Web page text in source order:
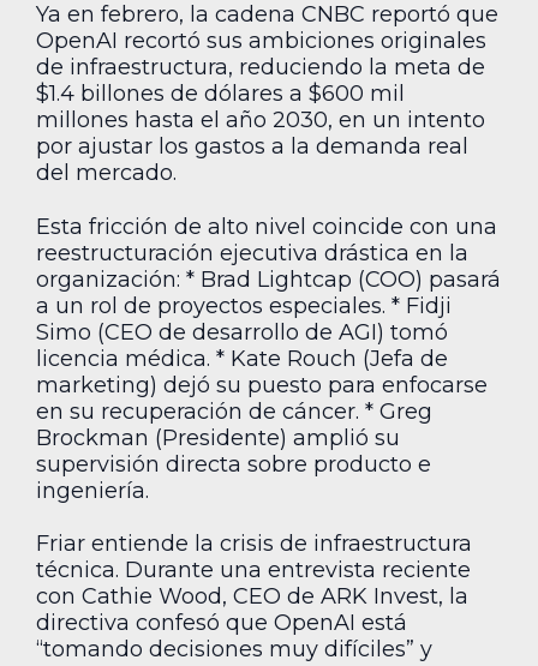
Ya en febrero, la cadena CNBC reportó que
OpenAI recortó sus ambiciones originales
de infraestructura, reduciendo la meta de
$1.4 billones de dólares a $600 mil
millones hasta el año 2030, en un intento
por ajustar los gastos a la demanda real
del mercado.
Esta fricción de alto nivel coincide con una
reestructuración ejecutiva drástica en la
organización: * Brad Lightcap (COO) pasará
a un rol de proyectos especiales. * Fidji
Simo (CEO de desarrollo de AGI) tomó
licencia médica. * Kate Rouch (Jefa de
marketing) dejó su puesto para enfocarse
en su recuperación de cáncer. * Greg
Brockman (Presidente) amplió su
supervisión directa sobre producto e
ingeniería.
Friar entiende la crisis de infraestructura
técnica. Durante una entrevista reciente
con Cathie Wood, CEO de ARK Invest, la
directiva confesó que OpenAI está
“tomando decisiones muy difíciles” y